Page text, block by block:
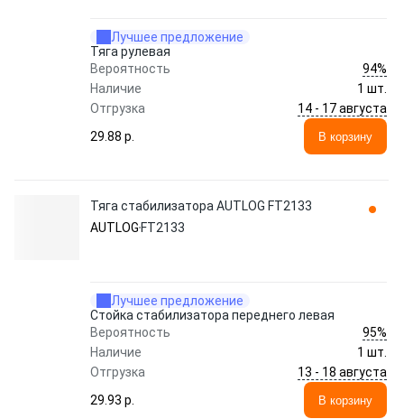
Лучшее предложение
Тяга рулевая
Вероятность
94%
Наличие
1 шт.
Отгрузка
14 - 17 августа
29.88 p.
В корзину
Тяга стабилизатора AUTLOG FT2133
AUTLOG FT2133
Лучшее предложение
Стойка стабилизатора переднего левая
Вероятность
95%
Наличие
1 шт.
Отгрузка
13 - 18 августа
29.93 p.
В корзину